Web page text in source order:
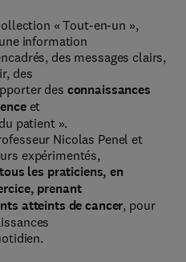
« Tout-en-un »,
information
des messages clairs,
des
des connaissances
et
patient ».
Nicolas Penel et
expérimentés,
tous les praticiens, en
prenant
atteints de cancer, pour